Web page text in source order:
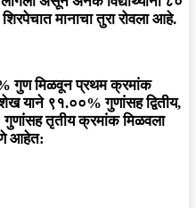
मानाचा तुरा रोवला आहे.
गुण मिळवून प्रथम क्रमांक
शेखयाने ९१.००% गुणांसह द्वितीय,
गुणांसह तृतीय क्रमांक मिळवला
आहेत: